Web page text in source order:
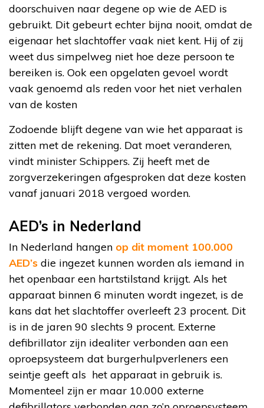
doorschuiven naar degene op wie de AED is
gebruikt. Dit gebeurt echter bijna nooit, omdat de
eigenaar het slachtoffer vaak niet kent. Hij of zij
weet dus simpelweg niet hoe deze persoon te
bereiken is. Ook een opgelaten gevoel wordt
vaak genoemd als reden voor het niet verhalen
van de kosten
Zodoende blijft degene van wie het apparaat is
zitten met de rekening. Dat moet veranderen,
vindt minister Schippers. Zij heeft met de
zorgverzekeringen afgesproken dat deze kosten
vanaf januari 2018 vergoed worden.
AED’s in Nederland
In Nederland hangen op dit moment 100.000
AED’s die ingezet kunnen worden als iemand in
het openbaar een hartstilstand krijgt. Als het
apparaat binnen 6 minuten wordt ingezet, is de
kans dat het slachtoffer overleeft 23 procent. Dit
is in de jaren 90 slechts 9 procent. Externe
defibrillator zijn idealiter verbonden aan een
oproepsysteem dat burgerhulpverleners een
seintje geeft als het apparaat in gebruik is.
Momenteel zijn er maar 10.000 externe